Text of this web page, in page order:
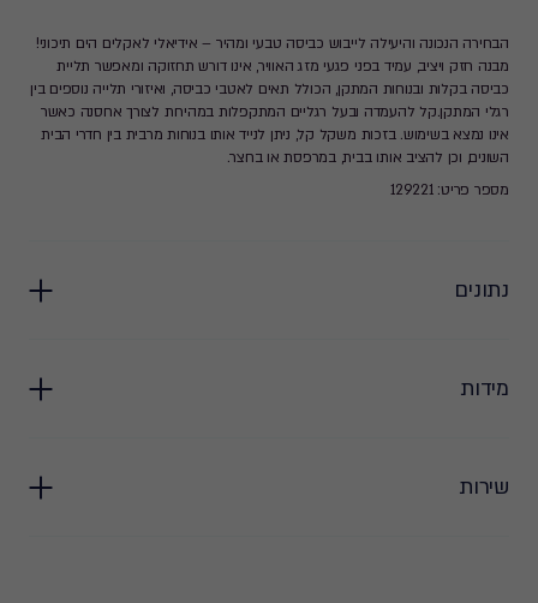
הבחירה הנכונה והיעילה לייבוש כביסה טבעי ומהיר – אידיאלי לאקלים הים תיכוני!
מבנה חזק ויציב, עמיד בפני פגעי מזג האוויר, אינו דורש תחזוקה ומאפשר תליית
כביסה בקלות ובנוחות המתקן, הכולל תאים לאטבי כביסה, ואיזורי תלייה נוספים בין
רגלי המתקן.קל להעמדה ובעל רגליים המתקפלות במהירות לצורך אחסנה כאשר
אינו נמצא בשימוש. בזכות משקל קל, ניתן לנייד אותו בנוחות מרבית בין חדרי הבית
השונים, וכן להציב אותו בבית, במרפסת או בחצר.
מספר פריט: 129221
נתונים
מידות
שירות